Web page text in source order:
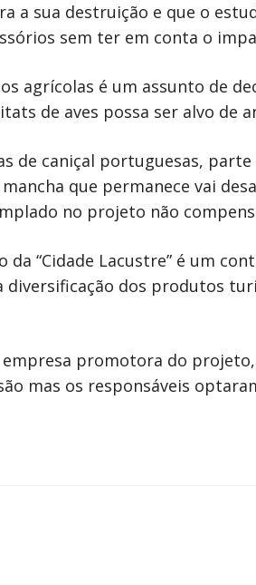
a sua destruição e que o
sem ter em conta o
agrícolas é um assunto de
de aves possa ser alvo de
de caniçal portuguesas,
que permanece vai
no projeto não
“Cidade Lacustre” é um
dos produtos
promotora do
mas os responsáveis